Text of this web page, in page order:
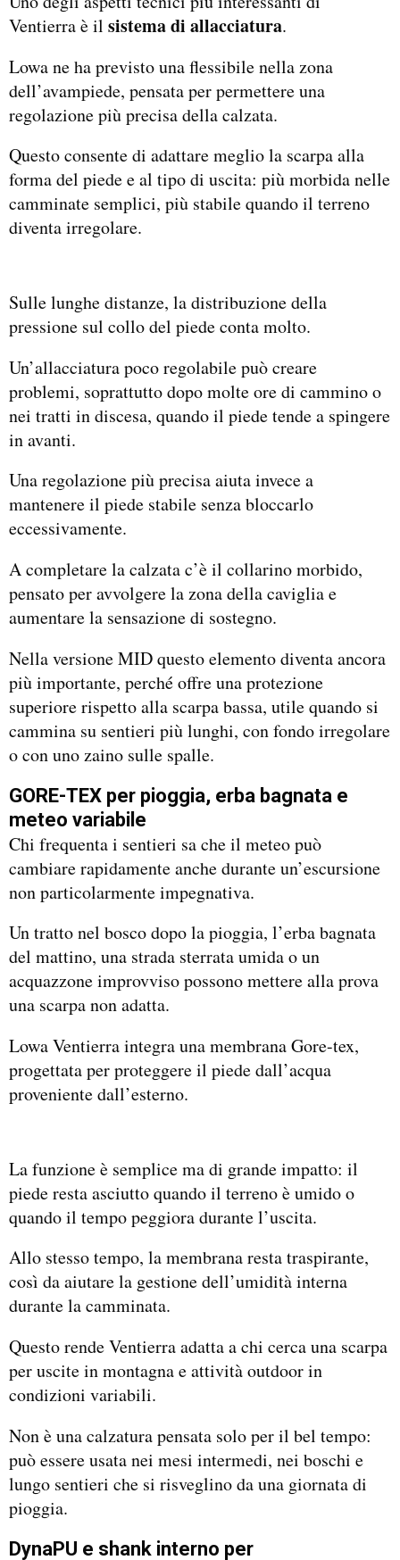
Ventierra è il sistema di allacciatura.
Lowa ne ha previsto una flessibile nella zona
dell’avampiede, pensata per permettere una
regolazione più precisa della calzata.
Questo consente di adattare meglio la scarpa alla
forma del piede e al tipo di uscita: più morbida nelle
camminate semplici, più stabile quando il terreno
diventa irregolare.
Sulle lunghe distanze, la distribuzione della
pressione sul collo del piede conta molto.
Un’allacciatura poco regolabile può creare
problemi, soprattutto dopo molte ore di cammino o
nei tratti in discesa, quando il piede tende a spingere
in avanti.
Una regolazione più precisa aiuta invece a
mantenere il piede stabile senza bloccarlo
eccessivamente.
A completare la calzata c’è il collarino morbido,
pensato per avvolgere la zona della caviglia e
aumentare la sensazione di sostegno.
Nella versione MID questo elemento diventa ancora
più importante, perché offre una protezione
superiore rispetto alla scarpa bassa, utile quando si
cammina su sentieri più lunghi, con fondo irregolare
o con uno zaino sulle spalle.
GORE-TEX per pioggia, erba bagnata e
meteo variabile
Chi frequenta i sentieri sa che il meteo può
cambiare rapidamente anche durante un’escursione
non particolarmente impegnativa.
Un tratto nel bosco dopo la pioggia, l’erba bagnata
del mattino, una strada sterrata umida o un
acquazzone improvviso possono mettere alla prova
una scarpa non adatta.
Lowa Ventierra integra una membrana Gore-tex,
progettata per proteggere il piede dall’acqua
proveniente dall’esterno.
La funzione è semplice ma di grande impatto: il
piede resta asciutto quando il terreno è umido o
quando il tempo peggiora durante l’uscita.
Allo stesso tempo, la membrana resta traspirante,
così da aiutare la gestione dell’umidità interna
durante la camminata.
Questo rende Ventierra adatta a chi cerca una scarpa
per uscite in montagna e attività outdoor in
condizioni variabili.
Non è una calzatura pensata solo per il bel tempo:
può essere usata nei mesi intermedi, nei boschi e
lungo sentieri che si risveglino da una giornata di
pioggia.
DynaPU e shank interno per